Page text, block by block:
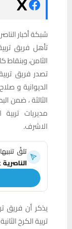
شبكة أخبار
تأهل فريق
الثامن،
تصدر فريق
الديوانية و
الثالثة ، ضمن
مديريات
الاشرف.
تلقَّ
الناصرية
يذكر أن فريق
تربية الكرخ